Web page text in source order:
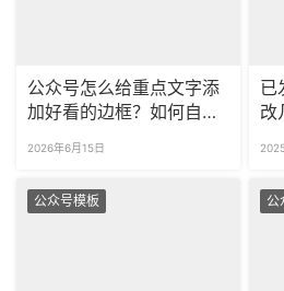
公众号怎么给重点文字添
加好看的边框？如何自定
格？
2026年6月15日
已
改
公众号模板 公